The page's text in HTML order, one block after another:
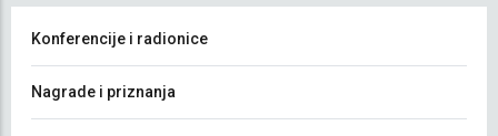
Konferencije i radionice
Nagrade i priznanja